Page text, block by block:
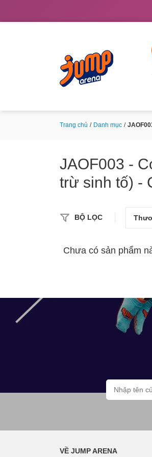
Trang chủ Danh mục
JAOF003 -
trừ sinh tố) -
BỘ LỌC
Chưa có sản phẩm
VỀ JUMP ARENA